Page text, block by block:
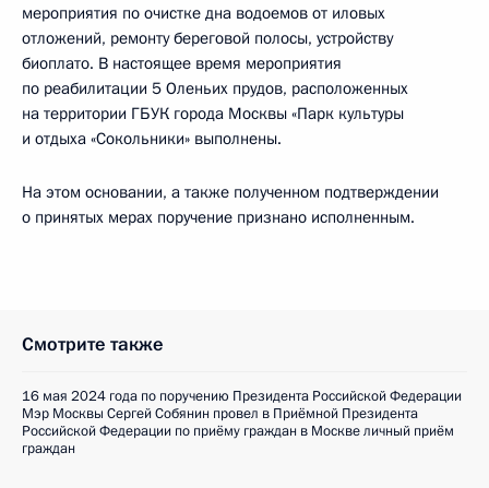
мероприятия по очистке дна водоемов от иловых
отложений, ремонту береговой полосы, устройству
биоплато. В настоящее время мероприятия
по реабилитации 5 Оленьих прудов, расположенных
на территории ГБУК города Москвы «Парк культуры
и отдыха «Сокольники» выполнены.
На этом основании, а также полученном подтверждении
о принятых мерах поручение признано исполненным.
Смотрите также
16 мая 2024 года по поручению Президента Российской Федерации
Мэр Москвы Сергей Собянин провел в Приёмной Президента
Российской Федерации по приёму граждан в Москве личный приём
граждан